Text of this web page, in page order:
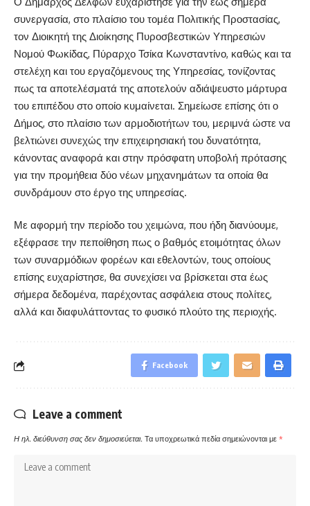
συνεργασία, στο πλαίσιο του τομέα Πολιτικής Προστασίας,
τον Διοικητή της Διοίκησης Πυροσβεστικών Υπηρεσιών
Νομού Φωκίδας, Πύραρχο Τσίκα Κωνσταντίνο, καθώς και τα
στελέχη και του εργαζόμενους της Υπηρεσίας, τονίζοντας
πως τα αποτελέσματά της αποτελούν αδιάψευστο μάρτυρα
του επιπέδου στο οποίο κυμαίνεται. Σημείωσε επίσης ότι ο
Δήμος, στο πλαίσιο των αρμοδιοτήτων του, μεριμνά ώστε να
βελτιώνει συνεχώς την επιχειρησιακή του δυνατότητα,
κάνοντας αναφορά και στην πρόσφατη υποβολή πρότασης
για την προμήθεια δύο νέων μηχανημάτων τα οποία θα
συνδράμουν στο έργο της υπηρεσίας.
Με αφορμή την περίοδο του χειμώνα, που ήδη διανύουμε,
εξέφρασε την πεποίθηση πως ο βαθμός ετοιμότητας όλων
των συναρμόδιων φορέων και εθελοντών, τους οποίους
επίσης ευχαρίστησε, θα συνεχίσει να βρίσκεται στα έως
σήμερα δεδομένα, παρέχοντας ασφάλεια στους πολίτες,
αλλά και διαφυλάττοντας το φυσικό πλούτο της περιοχής.
Facebook
Leave a comment
Η ηλ. διεύθυνση σας δεν δημοσιεύεται. Τα υποχρεωτικά πεδία σημειώνονται με *